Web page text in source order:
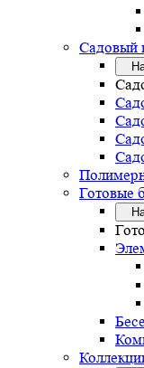
Садовый
Готовые